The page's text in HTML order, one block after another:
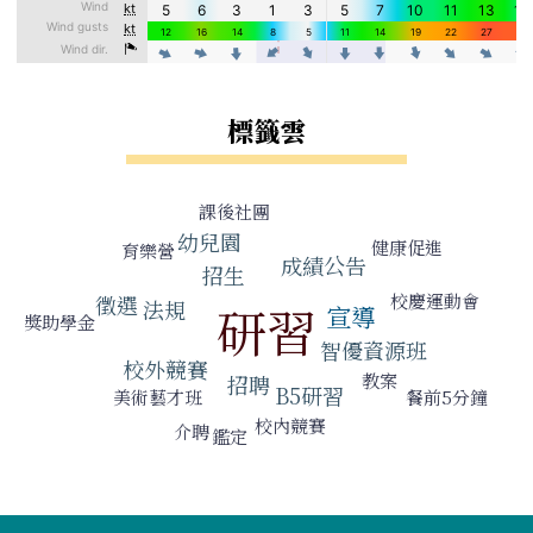
標籤雲
課後社團
育樂營幼兒園 健康促進
招生 成績公告
獎助學金
徵選 法規 研習 宣導 校慶運動會
校外競賽
智優資源班
美術藝才班 招聘B5研習 教案
餐前5分鐘
介聘鑑定 校內競賽